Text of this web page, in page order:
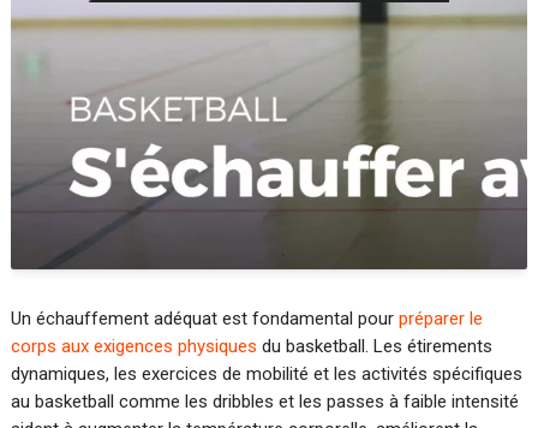
Un échauffement adéquat est fondamental pour préparer le
corps aux exigences physiques du basketball. Les étirements
dynamiques, les exercices de mobilité et les activités spécifiques
au basketball comme les dribbles et les passes à faible intensité